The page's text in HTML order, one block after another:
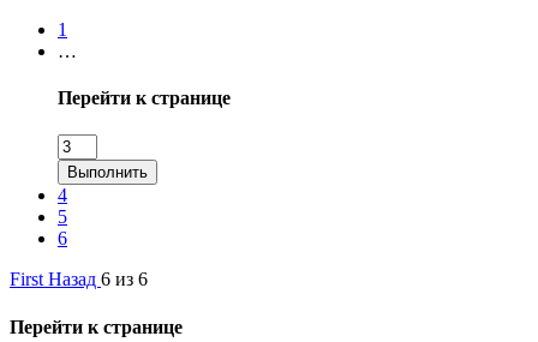
1
…
Перейти к странице
Выполнить
4
5
6
First Назад 6 из 6
Перейти к странице